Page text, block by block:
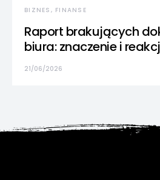
BIZNES, FINANSE
Raport brakujących
biura: znaczenie i
21/06/2026